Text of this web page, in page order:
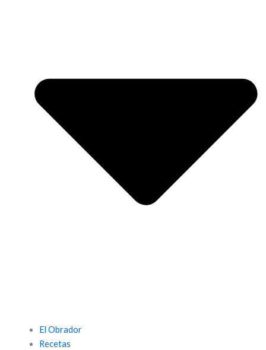
El Obrador
Recetas